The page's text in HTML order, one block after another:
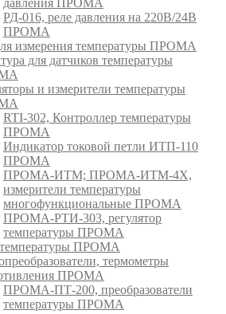
давления ПРОМА
РД-016, реле давления на 220В/24В
ПРОМА
измерения температуры ПРОМА
для датчиков температуры
и измерители температуры
RTI-302, Контроллер температуры
ПРОМА
Индикатор токовой петли ИТП-110
ПРОМА
ПРОМА-ИТМ; ПРОМА-ИТМ-4Х,
измерители температуры
многофункциональные ПРОМА
ПРОМА-РТИ-303, регулятор
температуры ПРОМА
температуры ПРОМА
термометры
ПРОМА
ПРОМА-ПТ-200, преобразователи
температуры ПРОМА